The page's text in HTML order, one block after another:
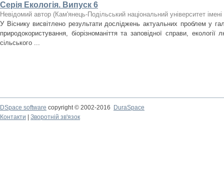
Серія Екологія. Випуск 6
Невідомий автор (Кам'янець-Подільський національний університет імені
У Віснику висвітлено результати досліджень актуальних проблем у
природокористування, біорізноманіття та заповідної справи, екології
сільського ...
DSpace software copyright © 2002-2016
DuraSpace
Контакти
Зворотній зв'язок